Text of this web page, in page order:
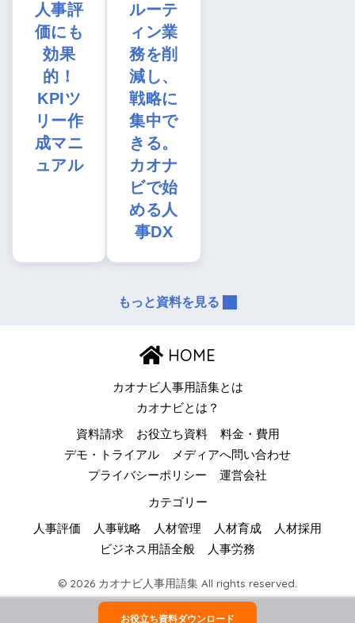
人事評
価にも
効果
的！
KPIツ
リー作
成マニ
ュアル
ルーテ
ィン業
務を削
減し、
戦略に
集中で
きる。
カオナ
ビで始
める人
事DX
もっと資料を見る
HOME
カオナビ人事用語集とは
カオナビとは？
資料請求 お役立ち資料
料金・費用
デモ・トライアル
メディアへ問い合わせ
プライバシーポリシー
運営会社
カテゴリー
人事評価 人事戦略 人材管理 人材育成
人材採用
ビジネス用語全般
人事労務
© 2026 カオナビ人事用語集 All rights reserved.
お役立ち資料ダウンロード